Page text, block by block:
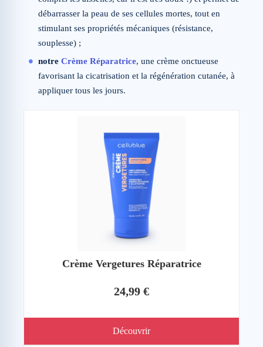
débarrasser la peau de ses cellules mortes, tout en
stimulant ses propriétés mécaniques (résistance,
souplesse) ;
notre Crème Réparatrice, une crème onctueuse
favorisant la cicatrisation et la régénération cutanée, à
appliquer tous les jours.
Crème Vergetures Réparatrice
24,99 €
Découvrir